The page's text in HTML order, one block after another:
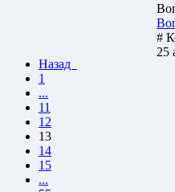
#
25
Назад
1
...
11
12
13
14
15
...